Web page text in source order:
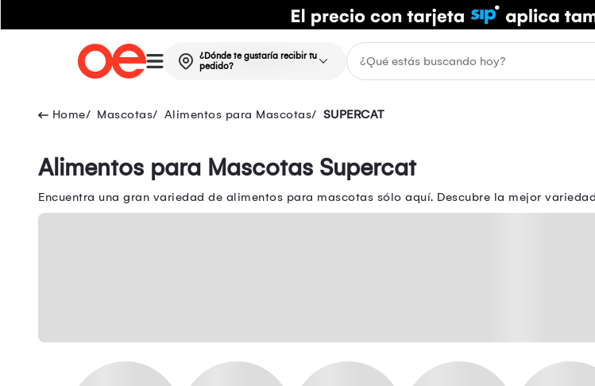
¿Dónde te gustaría recibir tu
pedido?
Mascotas Alimentos para Mascotas SUPERCAT
Alimentos para Mascotas Supercat
Encuentra una gran variedad de alimentos para mascotas sólo aquí. Descubre la mejor